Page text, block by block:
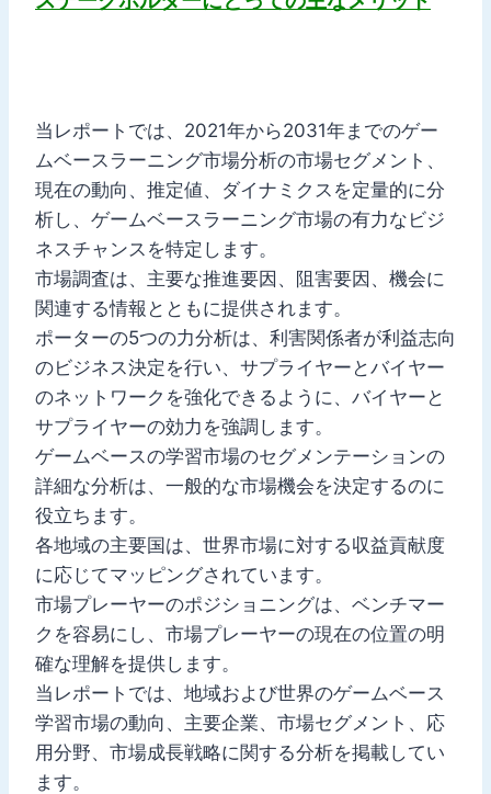
当レポートでは、2021年から2031年までのゲー
ムベースラーニング市場分析の市場セグメント、
現在の動向、推定値、ダイナミクスを定量的に分
析し、ゲームベースラーニング市場の有力なビジ
ネスチャンスを特定します。
市場調査は、主要な推進要因、阻害要因、機会に
関連する情報とともに提供されます。
ポーターの5つの力分析は、利害関係者が利益志向
のビジネス決定を行い、サプライヤーとバイヤー
のネットワークを強化できるように、バイヤーと
サプライヤーの効力を強調します。
ゲームベースの学習市場のセグメンテーションの
詳細な分析は、一般的な市場機会を決定するのに
役立ちます。
各地域の主要国は、世界市場に対する収益貢献度
に応じてマッピングされています。
市場プレーヤーのポジショニングは、ベンチマー
クを容易にし、市場プレーヤーの現在の位置の明
確な理解を提供します。
当レポートでは、地域および世界のゲームベース
学習市場の動向、主要企業、市場セグメント、応
用分野、市場成長戦略に関する分析を掲載してい
ます。